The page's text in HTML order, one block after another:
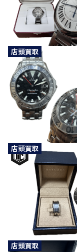
店頭買取
店頭買取
店頭買取